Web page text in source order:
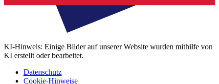
KI-Hinweis: Einige Bilder auf unserer Website wurden mithilfe von
KI erstellt oder bearbeitet.
Datenschutz
Cookie-Hinweise